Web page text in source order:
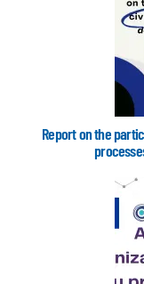
Report on the